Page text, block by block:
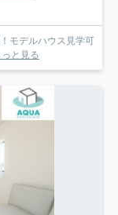
モデルハウス見学可
っと見る